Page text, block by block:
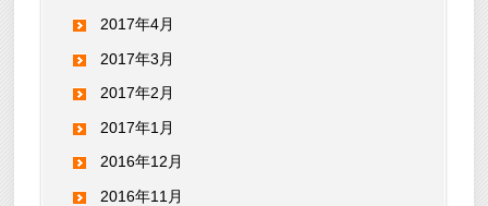
2017年4月
2017年3月
2017年2月
2017年1月
2016年12月
2016年11月